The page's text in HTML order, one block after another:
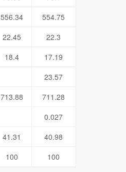
556.34
554.75
22.45
22.3
18.4
17.19
23.57
713.88
711.28
0.027
41.31
40.98
100 100